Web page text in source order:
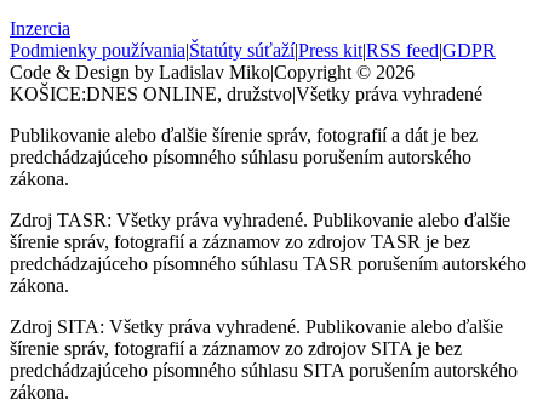
Inzercia
Podmienky používania|Štatúty súťaží|Press kit|RSS feed|GDPR
Code & Design by Ladislav Miko|Copyright © 2026
KOŠICE:DNES ONLINE, družstvo|Všetky práva vyhradené
Publikovanie alebo ďalšie šírenie správ, fotografií a dát je bez
predchádzajúceho písomného súhlasu porušením autorského
zákona.
Zdroj TASR: Všetky práva vyhradené. Publikovanie alebo ďalšie
šírenie správ, fotografií a záznamov zo zdrojov TASR je bez
predchádzajúceho písomného súhlasu TASR porušením autorského
zákona.
Zdroj SITA: Všetky práva vyhradené. Publikovanie alebo ďalšie
šírenie správ, fotografií a záznamov zo zdrojov SITA je bez
predchádzajúceho písomného súhlasu SITA porušením autorského
zákona.